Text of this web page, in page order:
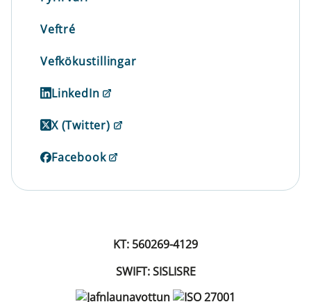
Veftré
Vefkökustillingar
LinkedIn
X (Twitter)
Facebook
KT: 560269-4129
SWIFT: SISLISRE